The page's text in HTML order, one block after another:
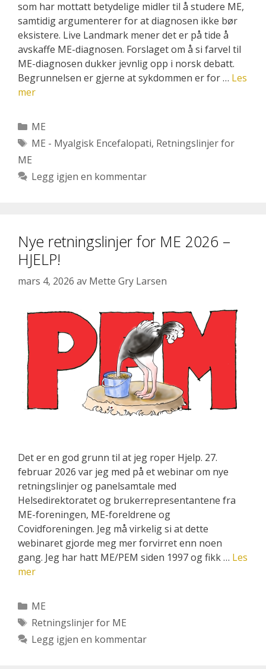
som har mottatt betydelige midler til å studere ME,
samtidig argumenterer for at diagnosen ikke bør
eksistere. Live Landmark mener det er på tide å
avskaffe ME-diagnosen. Forslaget om å si farvel til
ME-diagnosen dukker jevnlig opp i norsk debatt.
Begrunnelsen er gjerne at sykdommen er for … Les
mer
Kategorier
ME
Stikkord
ME - Myalgisk Encefalopati, Retningslinjer for
ME
Legg igjen en kommentar
Nye retningslinjer for ME 2026 –
HJELP!
mars 4, 2026 av Mette Gry Larsen
Det er en god grunn til at jeg roper Hjelp. 27.
februar 2026 var jeg med på et webinar om nye
retningslinjer og panelsamtale med
Helsedirektoratet og brukerrepresentantene fra
ME-foreningen, ME-foreldrene og
Covidforeningen. Jeg må virkelig si at dette
webinaret gjorde meg mer forvirret enn noen
gang. Jeg har hatt ME/PEM siden 1997 og fikk … Les
mer
Kategorier
ME
Stikkord
Retningslinjer for ME
Legg igjen en kommentar